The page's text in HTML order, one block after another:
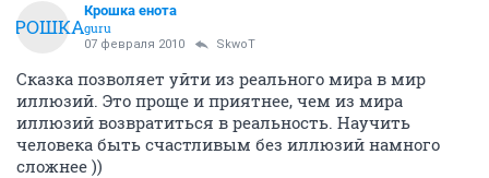
КРОШКА
Крошка енота
guru
07 февраля 2010 SkwоT
Сказка позволяет уйти из реального мира в мир
иллюзий. Это проще и приятнее, чем из мира
иллюзий возвратиться в реальность. Научить
человека быть счастливым без иллюзий намного
сложнее ))